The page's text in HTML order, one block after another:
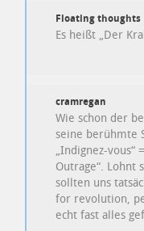
Floating thoughts
Es heißt „Der
cramregan
Wie schon der
seine berühmte
„Indignez-vous“
Outrage“. Lohnt
sollten uns
for revolution,
echt fast alles